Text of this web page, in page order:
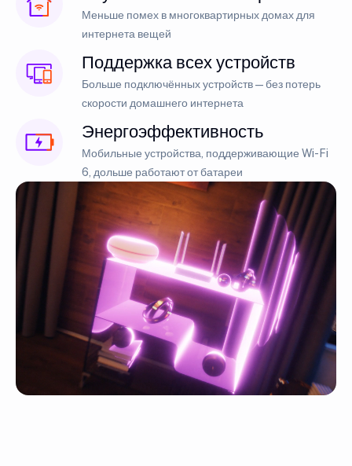
Меньше помех в многоквартирных домах для
интернета вещей
Поддержка всех устройств
Больше подключённых устройств — без потерь
скорости домашнего интернета
Энергоэффективность
Мобильные устройства, поддерживающие Wi-Fi
6, дольше работают от батареи